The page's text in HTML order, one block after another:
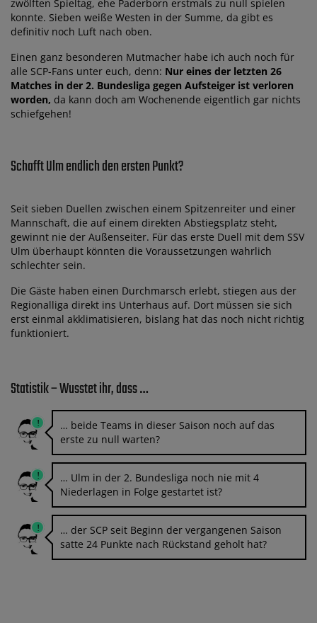
zwölften Spieltag, ehe Paderborn erstmals zu null spielen
konnte. Sieben weiße Westen in der Summe, da gibt es
definitiv noch Luft nach oben.
Einen ganz besonderen Mutmacher habe ich auch noch für
alle SCP-Fans unter euch, denn: Nur eines der letzten 26
Matches in der 2. Bundesliga gegen Aufsteiger ist verloren
worden, da kann doch am Wochenende eigentlich gar nichts
schiefgehen!
Schafft Ulm endlich den ersten Punkt?
Seit sieben Duellen zwischen einem Spitzenreiter und einer
Mannschaft, die auf einem direkten Abstiegsplatz steht,
gewinnt nie der Außenseiter. Für das erste Duell mit dem SSV
Ulm überhaupt könnten die Voraussetzungen wahrlich
schlechter sein.
Die Gäste haben einen Durchmarsch erlebt, stiegen aus der
Regionalliga direkt ins Unterhaus auf. Dort müssen sie sich
erst einmal akklimatisieren, bislang hat das noch nicht richtig
funktioniert.
Statistik – Wusstet ihr, dass …
… beide Teams in dieser Saison noch auf das
erste zu null warten?
… Ulm in der 2. Bundesliga noch nie mit 4
Niederlagen in Folge gestartet ist?
… der SCP seit Beginn der vergangenen Saison
satte 24 Punkte nach Rückstand geholt hat?